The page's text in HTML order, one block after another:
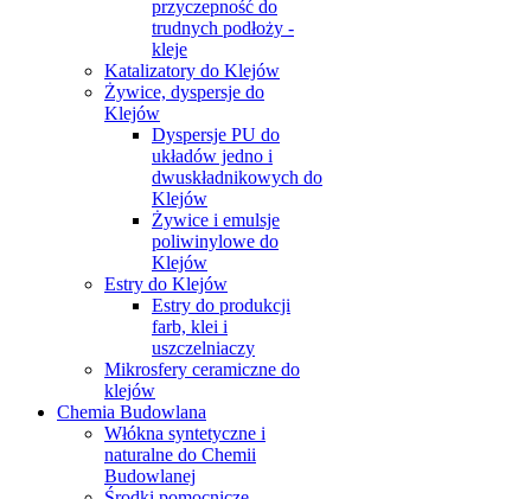
przyczepność do
trudnych podłoży -
kleje
Katalizatory do Klejów
Żywice, dyspersje do
Klejów
Dyspersje PU do
układów jedno i
dwuskładnikowych do
Klejów
Żywice i emulsje
poliwinylowe do
Klejów
Estry do Klejów
Estry do produkcji
farb, klei i
uszczelniaczy
Mikrosfery ceramiczne do
klejów
Chemia Budowlana
Włókna syntetyczne i
naturalne do Chemii
Budowlanej